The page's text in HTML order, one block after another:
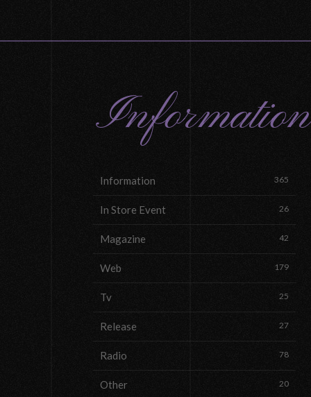
Information
Information 365
In Store Event 26
Magazine 42
Web 179
Tv 25
Release 27
Radio 78
Other 20